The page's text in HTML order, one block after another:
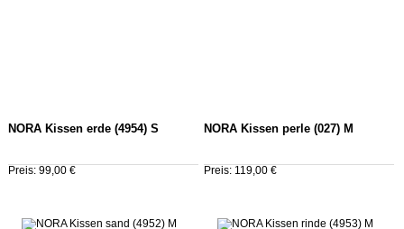
NORA Kissen erde (4954) S
Preis: 99,00 €
NORA Kissen perle (027) M
Preis: 119,00 €